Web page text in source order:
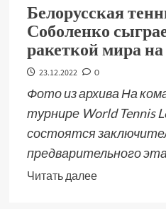
Белорусская
Соболенко
ракеткой мира
23.12.2022 0
Фото из архива На
турнире World Tennis
состоятся
предварительного
Читать далее